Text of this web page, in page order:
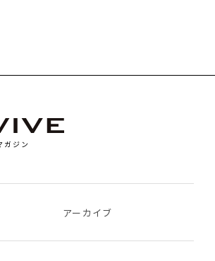
ジン
アーカイブ